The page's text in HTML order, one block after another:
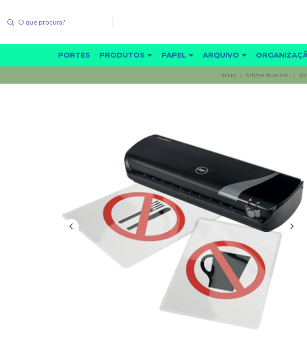
PORTES PRODUTOS PAPEL ARQUIVO
Início Artigos diversos